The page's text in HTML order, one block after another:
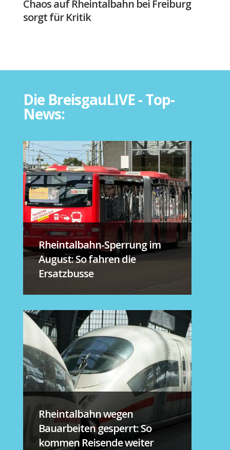
Chaos auf Rheintalbahn bei Freiburg
sorgt für Kritik
Die BreisgauLIVE - Top-
News:
Rheintalbahn-Sperrung im
August: So fahren die
Ersatzbusse
Rheintalbahn wegen
Bauarbeiten gesperrt: So
kommen Reisende weiter